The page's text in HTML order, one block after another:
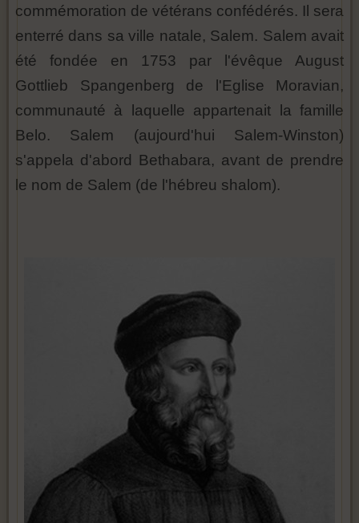
commémoration de vétérans confédérés. Il sera
enterré dans sa ville natale, Salem. Salem avait
été fondée en 1753 par l'évêque August
Gottlieb Spangenberg de l'Eglise Moravian,
communauté à laquelle appartenait la famille
Belo. Salem (aujourd'hui Salem-Winston)
s'appela d'abord Bethabara, avant de prendre
le nom de Salem (de l'hébreu shalom).